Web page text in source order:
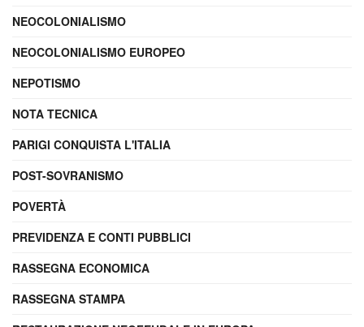
NEOCOLONIALISMO
NEOCOLONIALISMO EUROPEO
NEPOTISMO
NOTA TECNICA
PARIGI CONQUISTA L'ITALIA
POST-SOVRANISMO
POVERTÀ
PREVIDENZA E CONTI PUBBLICI
RASSEGNA ECONOMICA
RASSEGNA STAMPA